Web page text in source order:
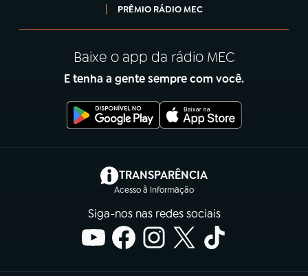
PRÊMIO RÁDIO MEC
Baixe o app da rádio MEC
E tenha a gente sempre com você.
TRANSPARÊNCIA
Acesso à Informação
(abre em nova aba)
Siga-nos nas redes sociais